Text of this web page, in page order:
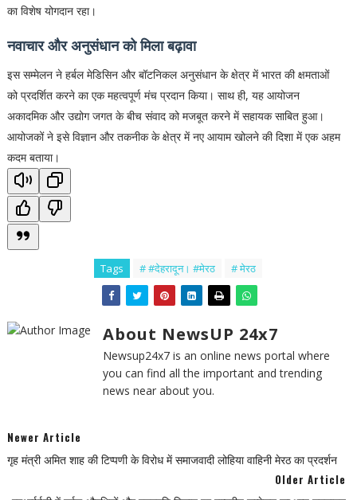
का विशेष योगदान रहा।
नवाचार और अनुसंधान को मिला बढ़ावा
इस सम्मेलन ने हर्बल मेडिसिन और बॉटनिकल अनुसंधान के क्षेत्र में भारत की क्षमताओं
को प्रदर्शित करने का एक महत्वपूर्ण मंच प्रदान किया। साथ ही, यह आयोजन
अकादमिक और उद्योग जगत के बीच संवाद को मजबूत करने में सहायक साबित हुआ।
आयोजकों ने इसे विज्ञान और तकनीक के क्षेत्र में नए आयाम खोलने की दिशा में एक अहम
कदम बताया।
Tags # #देहरादून। #मेरठ # मेरठ
About NewsUP 24x7
Newsup24x7 is an online news portal where
you can find all the important and trending
news near about you.
Newer Article
गृह मंत्री अमित शाह की टिप्पणी के विरोध में समाजवादी लोहिया वाहिनी मेरठ का प्रदर्शन
Older Article